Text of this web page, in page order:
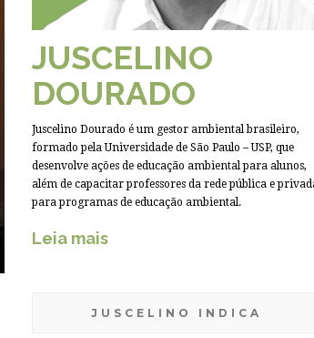
JUSCELINO
DOURADO
Juscelino Dourado é um gestor ambiental brasileiro,
formado pela Universidade de São Paulo – USP, que
desenvolve ações de educação ambiental para alunos,
além de capacitar professores da rede pública e
para programas de educação ambiental.
Leia mais
JUSCELINO INDICA